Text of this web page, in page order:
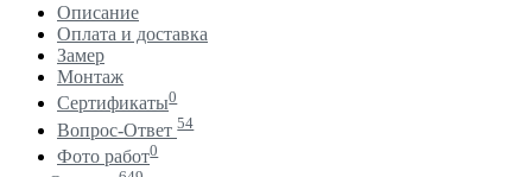
Описание
Оплата и доставка
Замер
Монтаж
Сертификаты0
Вопрос-Ответ 54
Фото работ0